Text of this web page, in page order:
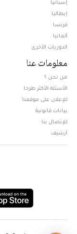
إسبانيا
إيطاليا
فرنسا
ألمانيا
الدوريات الأخرى
معلومات عنا
من نحن ؟
الأسئلة الأكثر طرحا
للإعلان على موقعنا
بيانات قانونية
للإتصال بنا
أرشيف